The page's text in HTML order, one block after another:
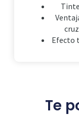
Efecto
Te